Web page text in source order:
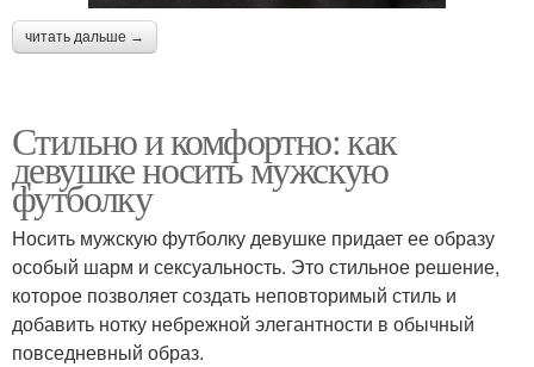
читать дальше →
Стильно и комфортно: как
девушке носить мужскую
футболку
Носить мужскую футболку девушке придает ее образу
особый шарм и сексуальность. Это стильное решение,
которое позволяет создать неповторимый стиль и
добавить нотку небрежной элегантности в обычный
повседневный образ.